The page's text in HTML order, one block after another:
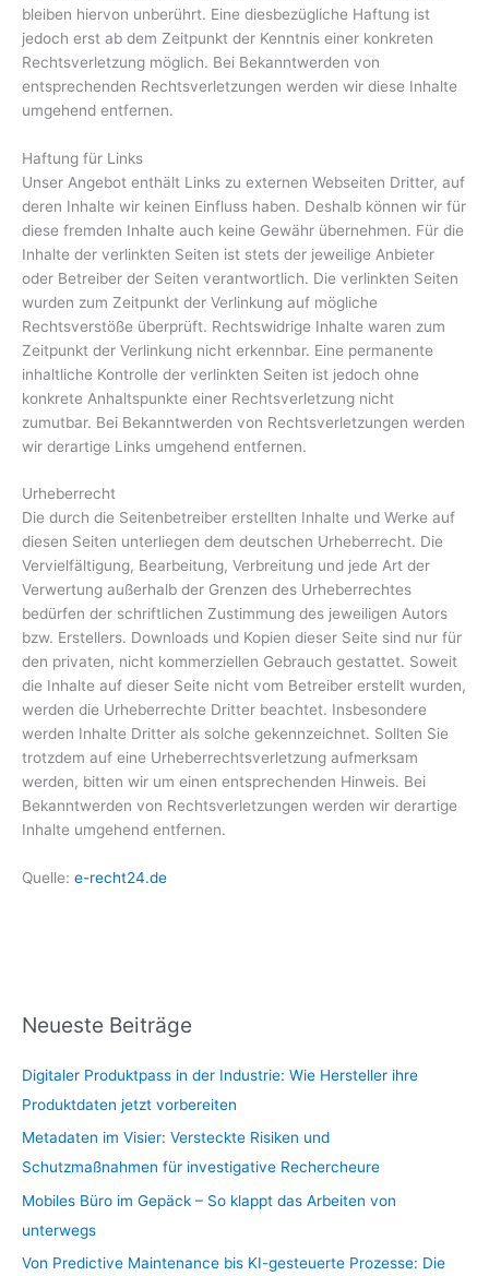
bleiben hiervon unberührt. Eine diesbezügliche Haftung ist
jedoch erst ab dem Zeitpunkt der Kenntnis einer konkreten
Rechtsverletzung möglich. Bei Bekanntwerden von
entsprechenden Rechtsverletzungen werden wir diese Inhalte
umgehend entfernen.
Haftung für Links
Unser Angebot enthält Links zu externen Webseiten Dritter, auf
deren Inhalte wir keinen Einfluss haben. Deshalb können wir für
diese fremden Inhalte auch keine Gewähr übernehmen. Für die
Inhalte der verlinkten Seiten ist stets der jeweilige Anbieter
oder Betreiber der Seiten verantwortlich. Die verlinkten Seiten
wurden zum Zeitpunkt der Verlinkung auf mögliche
Rechtsverstöße überprüft. Rechtswidrige Inhalte waren zum
Zeitpunkt der Verlinkung nicht erkennbar. Eine permanente
inhaltliche Kontrolle der verlinkten Seiten ist jedoch ohne
konkrete Anhaltspunkte einer Rechtsverletzung nicht
zumutbar. Bei Bekanntwerden von Rechtsverletzungen werden
wir derartige Links umgehend entfernen.
Urheberrecht
Die durch die Seitenbetreiber erstellten Inhalte und Werke auf
diesen Seiten unterliegen dem deutschen Urheberrecht. Die
Vervielfältigung, Bearbeitung, Verbreitung und jede Art der
Verwertung außerhalb der Grenzen des Urheberrechtes
bedürfen der schriftlichen Zustimmung des jeweiligen Autors
bzw. Erstellers. Downloads und Kopien dieser Seite sind nur für
den privaten, nicht kommerziellen Gebrauch gestattet. Soweit
die Inhalte auf dieser Seite nicht vom Betreiber erstellt wurden,
werden die Urheberrechte Dritter beachtet. Insbesondere
werden Inhalte Dritter als solche gekennzeichnet. Sollten Sie
trotzdem auf eine Urheberrechtsverletzung aufmerksam
werden, bitten wir um einen entsprechenden Hinweis. Bei
Bekanntwerden von Rechtsverletzungen werden wir derartige
Inhalte umgehend entfernen.
Quelle: e-recht24.de
Neueste Beiträge
Digitaler Produktpass in der Industrie: Wie Hersteller ihre
Produktdaten jetzt vorbereiten
Metadaten im Visier: Versteckte Risiken und
Schutzmaßnahmen für investigative Rechercheure
Mobiles Büro im Gepäck – So klappt das Arbeiten von
unterwegs
Von Predictive Maintenance bis KI-gesteuerte Prozesse: Die